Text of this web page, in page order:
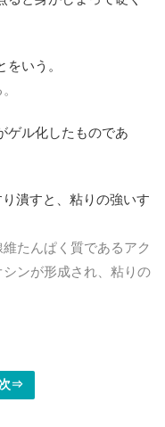
いう。
ゲル化したものであ
潰すと、粘りの強いす
たんぱく質であるアク
ンが形成され、粘りの
⇒